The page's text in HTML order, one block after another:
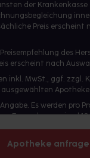
Apotheke
der Krankenkasse
Preis erscheint
des
erscheint nach
inkl. MwSt., ggf. zzgl.
Apotheke.
Es werden pro
Es werden maximal
werden keine